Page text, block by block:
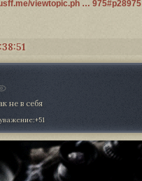
viewtopic.ph … 975#p28975
не в себя
уважение:+51